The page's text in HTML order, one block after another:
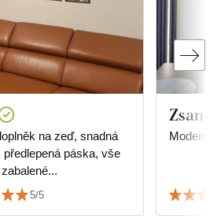
na zeď, snadná
předlepená páska, vše
5/5
Moderní,